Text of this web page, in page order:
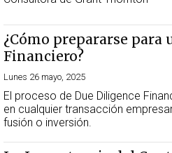
¿Cómo prepararse para
Financiero?
Lunes 26 mayo, 2025
El proceso de Due Diligence
en cualquier transacción
fusión o inversión.